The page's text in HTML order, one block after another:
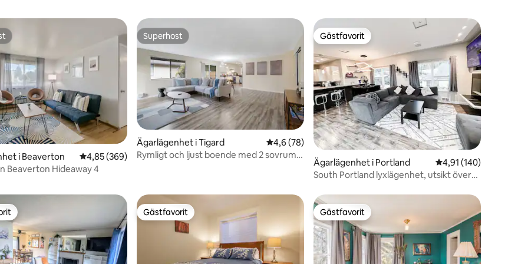
betyg, 401 omdömen
i Beaverton 4,85 av 5 i genomsnittligt betyg, 369 omdömen
4,85 (369)
Beaverton Hideaway 4
Superhost
Superhost
Ägarlägenhet i Tigard 4,6 av 5 i genomsnittligt betyg, 78 omdömen
4,6 (78)
Rymligt och ljust boende med 2 sovrum
Gästfavorit
Gästfavorit
Ägarlägenhet i Portland 4,91 av 5 i
4,91 (140)
South Portland lyxlägenhet, utsikt över
Gästfavorit
Gästfavorit Gästfavorit
Gästfavorit